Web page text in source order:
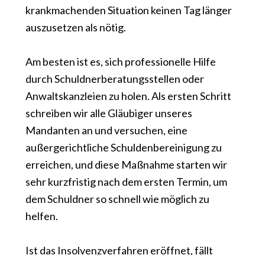
krankmachenden Situation keinen Tag länger
auszusetzen als nötig.
Am besten ist es, sich professionelle Hilfe
durch Schuldnerberatungsstellen oder
Anwaltskanzleien zu holen. Als ersten Schritt
schreiben wir alle Gläubiger unseres
Mandanten an und versuchen, eine
außergerichtliche Schuldenbereinigung zu
erreichen, und diese Maßnahme starten wir
sehr kurzfristig nach dem ersten Termin, um
dem Schuldner so schnell wie möglich zu
helfen.
Ist das Insolvenzverfahren eröffnet, fällt